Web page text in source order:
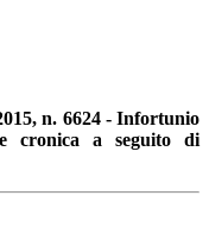
n. 6624 - Infortunio
cronica a seguito di